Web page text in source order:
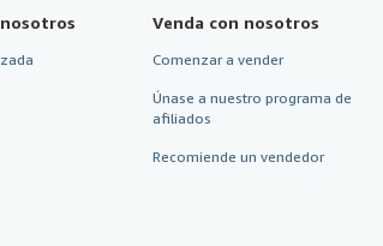
Venda con nosotros
Comenzar a vender
Únase a nuestro programa de
afiliados
Recomiende un vendedor